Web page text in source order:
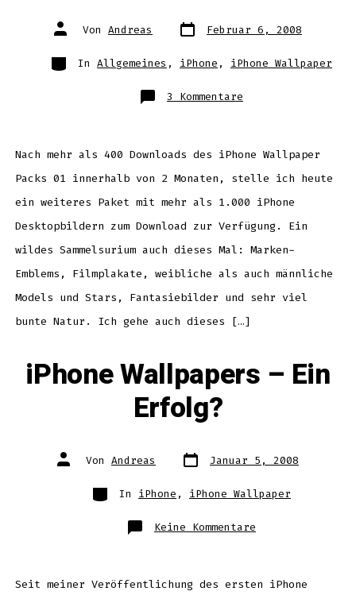
Autor
des Von Andreas Datum
des
Februar 6, 2008
Kategorien
In Allgemeines , iPhone , iPhone Wallpaper
3 Kommentare
iPhone
2
Nach mehr als 400 Downloads des iPhone Wallpaper
Packs 01 innerhalb von 2 Monaten, stelle ich heute
ein weiteres Paket mit mehr als 1.000 iPhone
Desktopbildern zum Download zur Verfügung. Ein
wildes Sammelsurium auch dieses Mal: Marken-
Emblems, Filmplakate, weibliche als auch männliche
Models und Stars, Fantasiebilder und sehr viel
bunte Natur. Ich gehe auch dieses […]
iPhone Wallpapers – Ein
Erfolg?
Autor
des Von Andreas Datum
des
Januar 5, 2008
Kategorien
In iPhone , iPhone Wallpaper
Keine Kommentare
iPhone
Seit meiner Veröffentlichung des ersten iPhone